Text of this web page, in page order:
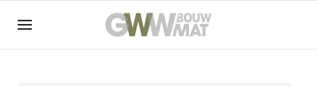
NL EN